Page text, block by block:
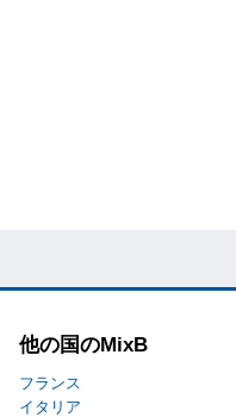
他の国のMixB
フランス
イタリア